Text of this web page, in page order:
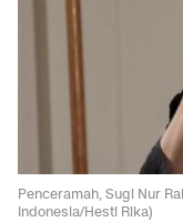
Penceramah, Sugi Nur
Indonesia/Hesti Rika)